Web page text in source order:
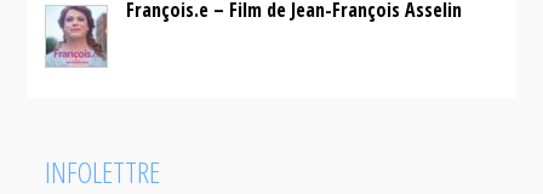
François.e – Film de Jean-François Asselin
INFOLETTRE